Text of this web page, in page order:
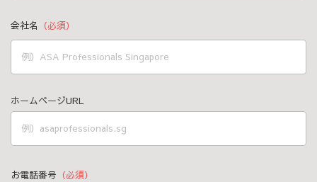
会社名 （必須）
ホームページURL
お電話番号 （必須）